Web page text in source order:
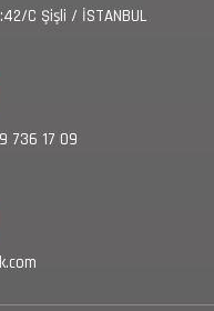
C Şişli / İSTANBUL
736 17 09